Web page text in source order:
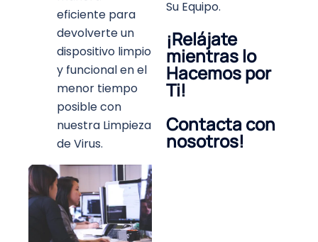
eficiente para
devolverte un
dispositivo limpio
y funcional en el
menor tiempo
posible con
nuestra Limpieza
de Virus.
Su Equipo.
¡Relájate
mientras lo
Hacemos por
Ti!
Contacta con
nosotros!